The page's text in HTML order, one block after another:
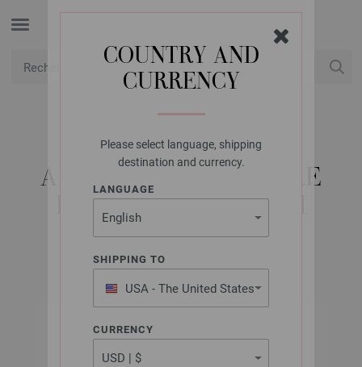
COUNTRY AND
CURRENCY
Please select language, shipping
destination and currency.
LANGUAGE
SHIPPING TO
USA - The United States
of America
CURRENCY
LANA GROSSA
AIGUILLE CIRCULAIRE
LAITON N° 3,5/40CM